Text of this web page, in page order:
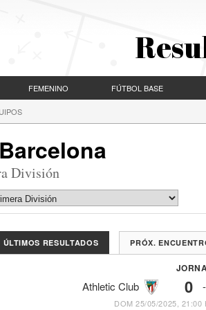
FEMENINO FÚTBOL BASE
División
ÚLTIMOS RESULTADOS PRÓX.
Athletic Club 0 -
DOM 25/05/2025, 21:00